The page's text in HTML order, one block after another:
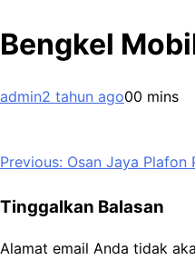
Bengkel
admin2 tahun ago00 mins
Navigasi
pos
Previous: Osan Jaya Plafon
Tinggalkan Balasan
Alamat email Anda tidak